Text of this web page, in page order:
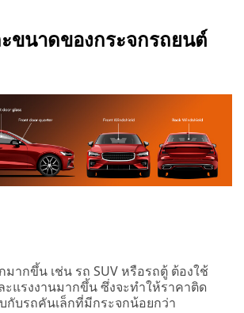
ขนาดของกระจกรถยนต์
ากขึ้น เช่น รถ SUV หรือรถตู้ ต้องใช้
แรงงานมากขึ้น ซึ่งจะทำให้ราคาติด
กับรถคันเล็กที่มีกระจกน้อยกว่า